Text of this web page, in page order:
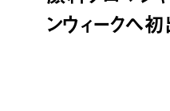
ンウィークへ